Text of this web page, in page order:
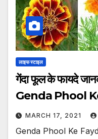
लाइफ स्टाइल
गेंदा फूल के फायदे
Genda Phool
MARCH 17, 2021
Genda Phool Ke